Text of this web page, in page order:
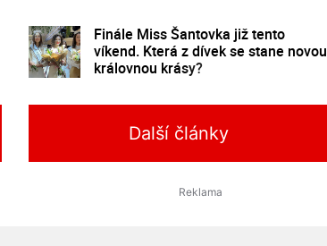
Finále Miss Šantovka již tento
víkend. Která z dívek se stane novou
královnou krásy?
Další články